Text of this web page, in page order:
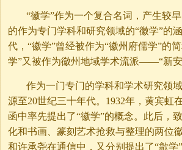
“徽学”作为一个复合名词，产生较
的作为专门学科和研究领域的“徽学”的
代，“徽学”曾经被作为“徽州府儒学”的
学”又被作为徽州地域学术流派——“新安
作为一门专门的学科和学术研究领
源至20世纪三十年代。1932年，黄宾虹
函中率先提出了“徽学”的概念。此后，
化和书画、篆刻艺术抢救与整理的两
和许承尧在通信中，又分别提出了“歙学